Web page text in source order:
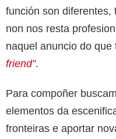
función son diferentes,
non nos resta
naquel anuncio do que
friend”.
Para compoñer
elementos da
fronteiras e aportar